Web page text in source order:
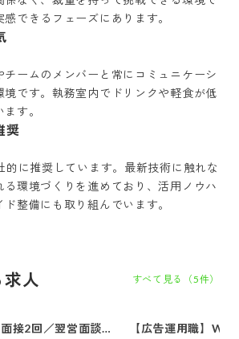
できるフェーズにあります。
チームのメンバーと常にコミュニケーシ
境です。執務室内でドリンクや軽食が低
す。
奨
的に推奨しています。最新技術に触れな
る環境づくりを進めており、活用ノウハ
整備にも取り組んでいます。
人 すべて見る（5件）
接2回／翌営面談可
【広告運用職】